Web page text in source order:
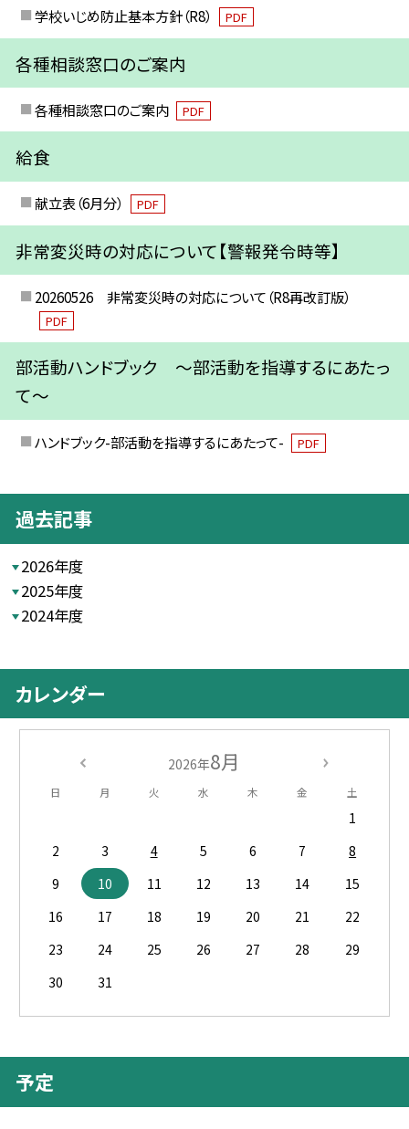
学校いじめ防止基本方針（R8） PDF
各種相談窓口のご案内
各種相談窓口のご案内 PDF
給食
献立表（6月分） PDF
非常変災時の対応について【警報発令時等】
20260526 非常変災時の対応について（R8再改訂版）
PDF
部活動ハンドブック ～部活動を指導するにあたっ
て～
ハンドブック-部活動を指導するにあたって- PDF
過去記事
2026年度
2025年度
2024年度
カレンダー
2026年8月
日 月 火 水 木 金 土
1
2
3 4 5 6 7
8
9
10 11 12 13 14
15
16
17 18 19 20 21
22
23
24 25 26 27 28
29
30
31
予定